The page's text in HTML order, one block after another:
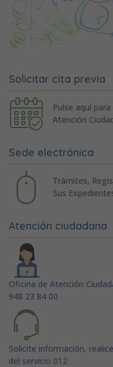
Solicitar cita previa
Pulse aquí
Atención
Sede electrónica
Trámites,
Sus
Atención ciudadana
Oficina de Atención
948 23 84 00
Solicite información,
del servicio 012